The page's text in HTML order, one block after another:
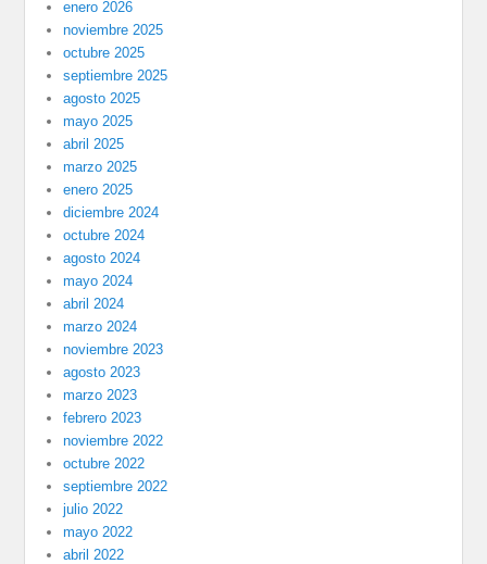
enero 2026
noviembre 2025
octubre 2025
septiembre 2025
agosto 2025
mayo 2025
abril 2025
marzo 2025
enero 2025
diciembre 2024
octubre 2024
agosto 2024
mayo 2024
abril 2024
marzo 2024
noviembre 2023
agosto 2023
marzo 2023
febrero 2023
noviembre 2022
octubre 2022
septiembre 2022
julio 2022
mayo 2022
abril 2022